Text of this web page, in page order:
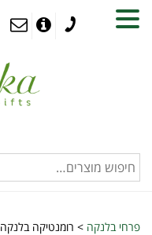
פרחי בלנקה > רומנטיקה בלנקה